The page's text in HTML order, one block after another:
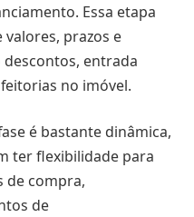
Essa etapa
prazos e
descontos, entrada
no imóvel.
é bastante dinâmica,
ter flexibilidade para
de compra,
de